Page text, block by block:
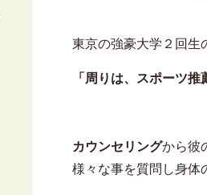
東京の強豪大学２回生
「周りは、スポーツ
カウンセリングから彼
様々な事を質問し身体